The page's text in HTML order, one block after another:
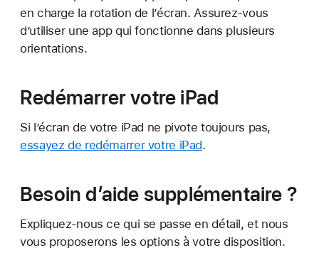
en charge la rotation de l’écran. Assurez-vous
d’utiliser une app qui fonctionne dans plusieurs
orientations.
Redémarrer votre iPad
Si l’écran de votre iPad ne pivote toujours pas,
essayez de redémarrer votre iPad.
Besoin d’aide supplémentaire ?
Expliquez-nous ce qui se passe en détail, et nous
vous proposerons les options à votre disposition.